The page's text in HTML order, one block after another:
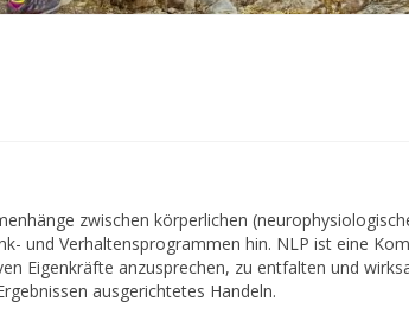
zwischen körperlichen
und Verhaltensprogrammen hin. NLP ist eine
Eigenkräfte anzusprechen, zu entfalten und
ausgerichtetes Handeln.